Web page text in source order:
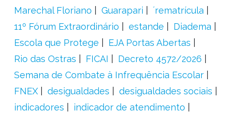
Marechal Floriano
Guarapari
´rematrícula
11º Fórum Extraordinário
estande
Diadema
Escola que Protege
EJA Portas Abertas
Rio das Ostras
FICAI
Decreto 4572/2026
Semana de Combate à Infrequência Escolar
FNEX
desigualdades
desigualdades sociais
indicadores
indicador de atendimento